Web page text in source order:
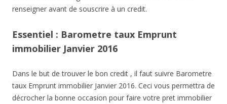
renseigner avant de souscrire à un credit.
Essentiel : Barometre taux Emprunt
immobilier Janvier 2016
Dans le but de trouver le bon credit , il faut suivre Barometre
taux Emprunt immobilier Janvier 2016. Ceci vous permettra de
décrocher la bonne occasion pour faire votre pret immobilier